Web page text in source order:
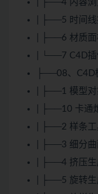
| ├──4 内容
| ├──5 时间
| ├──6 材质
| └──7 C4D
├──08、C4D
| ├──1 模型
| ├──10 卡通
| ├──2 样条
| ├──3 细分
| ├──4 挤压
| ├──5 旋转